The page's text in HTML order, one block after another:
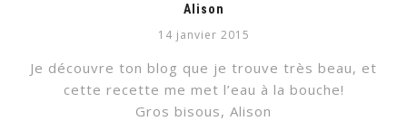
Alison
14 janvier 2015
Je découvre ton blog que je trouve très beau, et
cette recette me met l’eau à la bouche!
Gros bisous, Alison